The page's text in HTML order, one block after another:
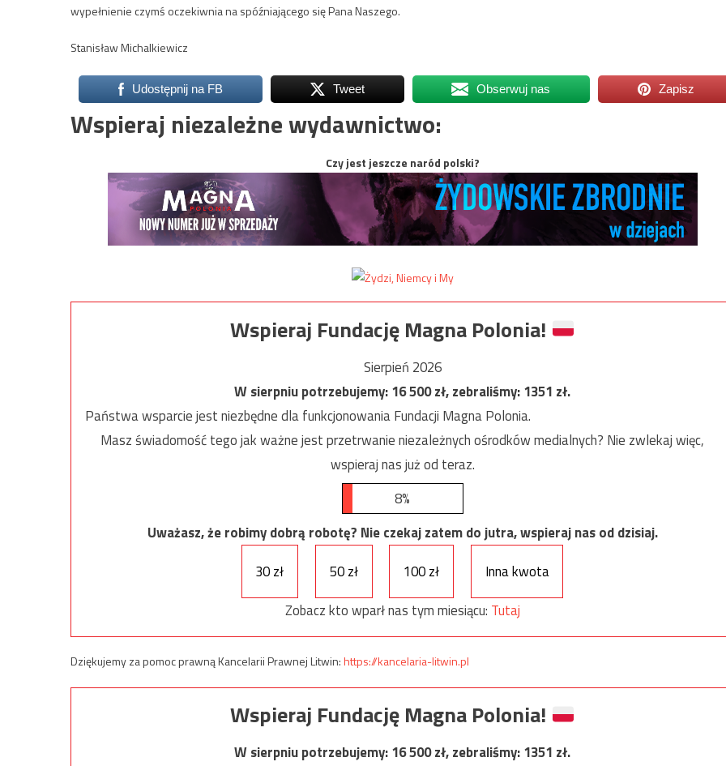
wypełnienie czymś oczekiwnia na spóźniającego się Pana Naszego.
Stanisław Michalkiewicz
Udostępnij na FB Tweet Obserwuj nas Zapisz
Wspieraj niezależne wydawnictwo:
Czy jest jeszcze naród polski?
Wspieraj Fundację Magna Polonia!
Sierpień 2026
W sierpniu potrzebujemy:16 500zł, zebraliśmy:1351 zł.
Państwa wsparcie jest niezbędne dla funkcjonowania Fundacji Magna Polonia.
Masz świadomość tego jak ważne jest przetrwanie niezależnych ośrodków medialnych? Nie zwlekaj więc,
wspieraj nas już od teraz.
8%
Uważasz, że robimy dobrą robotę? Nie czekaj zatem do jutra, wspieraj nas od dzisiaj.
30 zł
50 zł 100 zł
Inna kwota
Zobacz kto wparł nas tym miesiącu: Tutaj
Dziękujemy za pomoc prawną Kancelarii Prawnej Litwin:https://kancelaria-litwin.pl
Wspieraj Fundację Magna Polonia!
W sierpniu potrzebujemy:16 500zł, zebraliśmy:1351 zł.